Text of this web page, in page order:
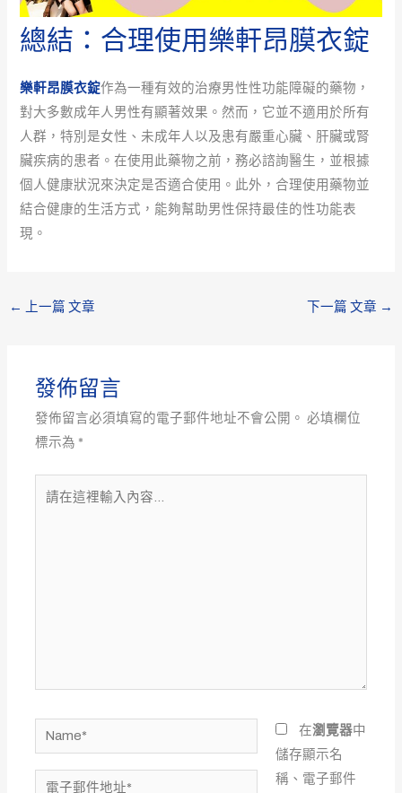
總結：合理使用樂軒昂膜衣錠
樂軒昂膜衣錠作為一種有效的治療男性性功能障礙的藥物，
對大多數成年人男性有顯著效果。然而，它並不適用於所有
人群，特別是女性、未成年人以及患有嚴重心臟、肝臟或腎
臟疾病的患者。在使用此藥物之前，務必諮詢醫生，並根據
個人健康狀況來決定是否適合使用。此外，合理使用藥物並
結合健康的生活方式，能夠幫助男性保持最佳的性功能表
現。
← 上一篇 文章 下一篇 文章 →
發佈留言
發佈留言必須填寫的電子郵件地址不會公開。 必填欄位
標示為 *
Name*
電
在瀏覽器中
儲存顯示名
稱、電子郵件